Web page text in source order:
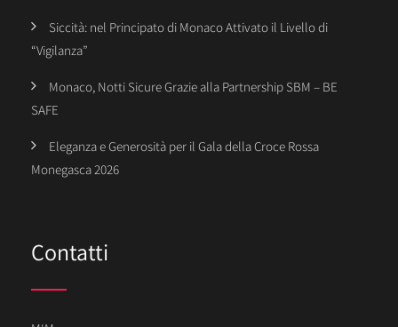
Siccità: nel Principato di Monaco Attivato il Livello di
“Vigilanza”
Monaco, Notti Sicure Grazie alla Partnership SBM – BE
SAFE
Eleganza e Generosità per il Gala della Croce Rossa
Monegasca 2026
Contatti